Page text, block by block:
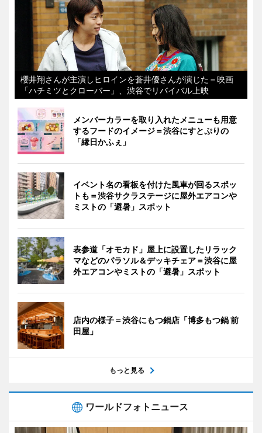
櫻井翔さんが主演しヒロインを蒼井優さんが演じた＝映画
「ハチミツとクローバー」、渋谷でリバイバル上映
メンバーカラーを取り入れたメニューも用意
するフードのイメージ＝渋谷にすとぷりの
「縁日かふぇ」
イベント名の看板を付けた風車が回るスポッ
トも＝渋谷サクラステージに屋外エアコンや
ミストの「避暑」スポット
表参道「オモカド」屋上に設置したリラック
マなどのパラソル＆デッキチェア＝渋谷に屋
外エアコンやミストの「避暑」スポット
店内の様子＝渋谷にもつ鍋店「博多もつ鍋 前
田屋」
もっと見る
ワールドフォトニュース